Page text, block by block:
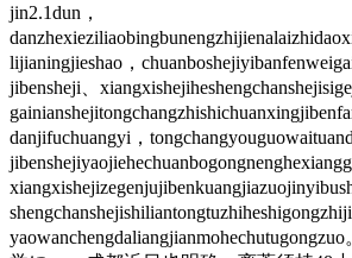
jin2.1dun，
lijianingjieshao，
jibensheji、
danjifuchuangyi，